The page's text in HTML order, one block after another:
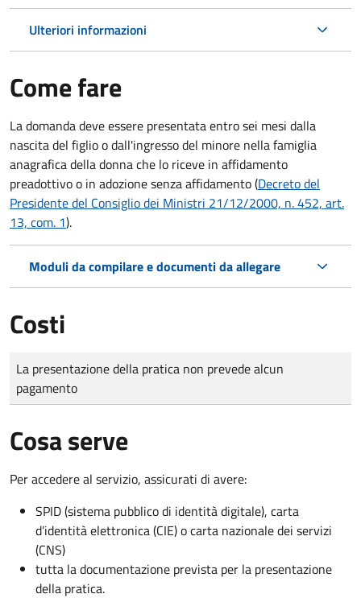
Ulteriori informazioni
Come fare
La domanda deve essere presentataentro sei mesi dalla
nascita del figlio o dall'ingresso del minore nella famiglia
anagrafica della donna che lo riceve in affidamento
preadottivo o in adozione senza affidamento (Decreto del
Presidente del Consiglio dei Ministri 21/12/2000, n. 452, art.
13, com. 1).
Moduli da compilare e documenti da allegare
Costi
Tipo di pagamento
Importo
La presentazione della pratica non prevede alcun
pagamento
Cosa serve
Per accedere al servizio, assicurati di avere:
SPID (sistema pubblico di identità digitale), carta
d’identità elettronica (CIE) o carta nazionale dei servizi
(CNS)
tutta la documentazione prevista per la presentazione
della pratica.